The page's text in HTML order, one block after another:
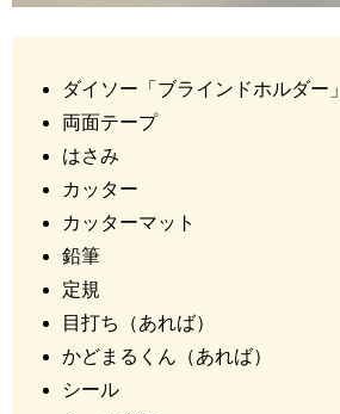
ダイソー「ブラインドホルダー」
両面テープ
はさみ
カッター
カッターマット
鉛筆
定規
目打ち（あれば）
かどまるくん（あれば）
シール